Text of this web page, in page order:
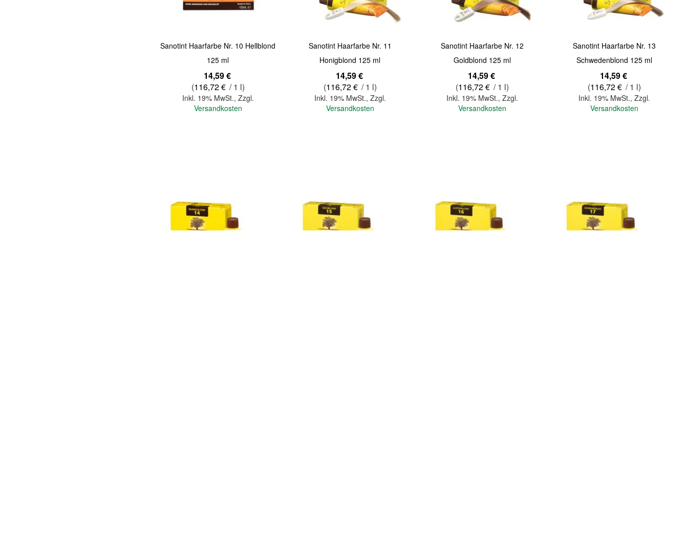
Sanotint Haarfarbe Nr. 10 Hellblond
125 ml
14,59 €
(116,72 € / 1 l)
Inkl. 19% MwSt., Zzgl.
Versandkosten
Sanotint Haarfarbe Nr. 11
Honigblond 125 ml
14,59 €
(116,72 € / 1 l)
Inkl. 19% MwSt., Zzgl.
Versandkosten
Sanotint Haarfarbe Nr. 12
Goldblond 125 ml
14,59 €
(116,72 € / 1 l)
Inkl. 19% MwSt., Zzgl.
Versandkosten
Sanotint Haarfarbe Nr. 13
Schwedenblond 125 ml
14,59 €
(116,72 € / 1 l)
Inkl. 19% MwSt.,Zzgl.
Versandkosten